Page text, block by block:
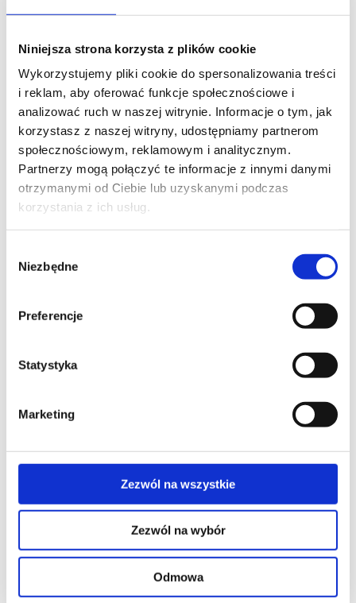
Niniejsza strona korzysta z plików cookie
Wykorzystujemy pliki cookie do spersonalizowania treści
i reklam, aby oferować funkcje społecznościowe i
analizować ruch w naszej witrynie. Informacje o tym, jak
korzystasz z naszej witryny, udostępniamy partnerom
społecznościowym, reklamowym i analitycznym.
Partnerzy mogą połączyć te informacje z innymi danymi
otrzymanymi od Ciebie lub uzyskanymi podczas
korzystania z ich usług.
zgody
Niezbędne
Preferencje
Statystyka
Marketing
Zezwól na wszystkie
Zezwól na wybór
Odmowa
MOBILUS C-SW-2